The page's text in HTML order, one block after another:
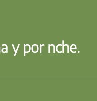
y por nche.